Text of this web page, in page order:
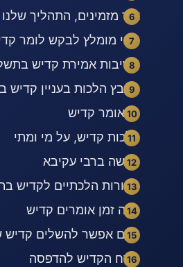
איך מזמינים, התהליך שלנו
ממי מומלץ לבקש לומר
חשיבות אמירת קדיש
מקבץ הלכות בעניין קדיש
מי אומר קדיש
הלכות קדיש, על מי ומתי
מעשה ברבי עקיבא
מקורות הלכתיים לקדיש
כמה זמן אומרים קדיש
האם אפשר להשלים קדיש
נוסח הקדיש להדפסה